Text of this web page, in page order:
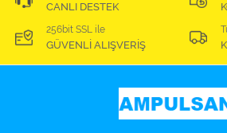
CANLI DESTEK
256bit SSL ile
GÜVENLİ ALIŞVERİŞ